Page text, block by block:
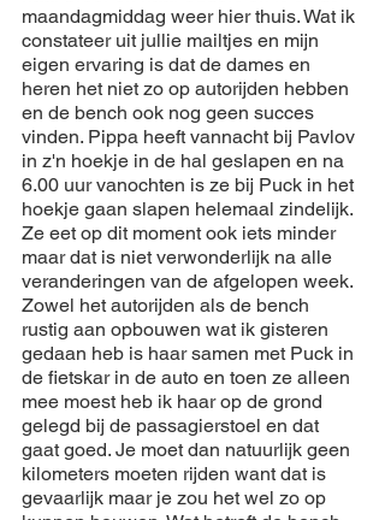
maandagmiddag weer hier thuis. Wat ik
constateer uit jullie mailtjes en mijn
eigen ervaring is dat de dames en
heren het niet zo op autorijden hebben
en de bench ook nog geen succes
vinden. Pippa heeft vannacht bij Pavlov
in z'n hoekje in de hal geslapen en na
6.00 uur vanochten is ze bij Puck in het
hoekje gaan slapen helemaal zindelijk.
Ze eet op dit moment ook iets minder
maar dat is niet verwonderlijk na alle
veranderingen van de afgelopen week.
Zowel het autorijden als de bench
rustig aan opbouwen wat ik gisteren
gedaan heb is haar samen met Puck in
de fietskar in de auto en toen ze alleen
mee moest heb ik haar op de grond
gelegd bij de passagierstoel en dat
gaat goed. Je moet dan natuurlijk geen
kilometers moeten rijden want dat is
gevaarlijk maar je zou het wel zo op